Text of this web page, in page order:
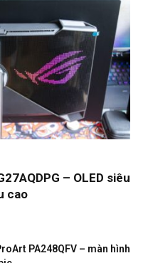
– OLED siêu
cao
PA248QFV – màn hình